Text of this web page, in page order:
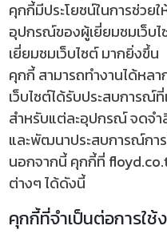
คุกกี้มีประโยชน์ในการช่วย
อุปกรณ์ของผู้เยี่ยมชมเว็บไ
เยี่ยมชมเว็บไซต์ มากยิ่งขึ้น
คุกกี้ สามารถทำงานได้หล
เว็บไซต์ได้รับประสบการณ์
สำหรับแต่ละอุปกรณ์ จดจำ
และพัฒนาประสบการณ์การ
นอกจากนี้ คุกกี้ที่
ต่างๆ ได้ดังนี้
คุกกี้ที่จำเป็นต่อการใช้